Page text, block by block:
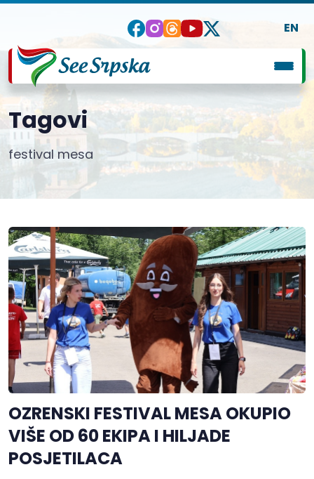
EN
Tagovi
festival mesa
OZRENSKI FESTIVAL MESA OKUPIO
VIŠE OD 60 EKIPA I HILJADE
POSJETILACA